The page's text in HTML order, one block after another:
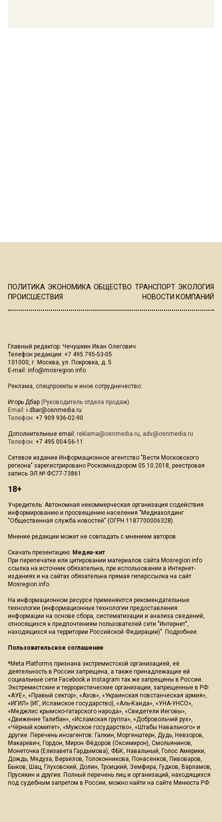
ПОЛИТИКА ЭКОНОМИКА ОБЩЕСТВО ТРАНСПОРТ ЭКОЛОГИЯ
ПРОИСШЕСТВИЯ
НОВОСТИ КОМПАНИЙ
Главный редактор: Чечушкин Иван Олегович.
Телефон редакции: +7 495 795-53-05
101000, г. Москва, ул. Покровка, д. 5
E-mail: info@mosregion.info
Реклама, спецпроекты и иное сотрудничество:
Игорь Дбар (Руководитель отдела продаж)
Email: i.dbar@osnmedia.ru
Телефон: +7 909 936-02-90
Дополнительные email: reklama@osnmedia.ru, adv@osnmedia.ru
Телефон: +7 495 004-56-11
Сетевое издание Информационное агентство "Вести Московского
региона" зарегистрировано Роскомнадзором 05.10.2018, реестровая
запись ЭЛ № ФС77-73861.
18+
Учредитель: Автономная некоммерческая организация содействия
информированию и просвещению населения "Медиахолдинг
"Общественная служба новостей" (ОГРН 1187700006328).
Мнение редакции может не совпадать с мнением авторов.
Скачать презентацию: Медиа-кит
При перепечатке или цитировании материалов сайта Mosregion.info
ссылка на источник обязательна, при использовании в Интернет-
изданиях и на сайтах обязательна прямая гиперссылка на сайт
Mosregion.info.
На информационном ресурсе применяются рекомендательные
технологии (информационные технологии предоставления
информации на основе сбора, систематизации и анализа сведений,
относящихся к предпочтениям пользователей сети "Интернет",
находящихся на территории Российской Федерации)". Подробнее.
Пользовательское соглашение
*Meta Platforms признана экстремистской организацией, её
деятельность в России запрещена, а также принадлежащие ей
социальные сети Facebook и Instagram так же запрещены в России.
Экстремистские и террористические организации, запрещенные в РФ:
«АУЕ», «Правый сектор», «Азов», «Украинская повстанческая армия»,
«ИГИЛ» (ИГ, Исламское государство), «Аль-Каида», «УНА-УНСО»,
«Меджлис крымско-татарского народа», «Свидетели Иеговы»,
«Движение Талибан», «Исламская группа», «Добровольчий рух»,
«Чёрный комитет», «Мужское государство», «Штабы Навального» и
другие. Перечень иноагентов: Галкин, Моргенштерн, Дудь, Невзоров,
Макаревич, Гордон, Мирон Фёдоров (Оксимирон), Смольянинов,
Монеточка (Елизавета Гардымова), ФБК, Навальный, Голос Америки,
Дождь, Медуза, Верзилов, Толоконникова, Понасенков, Пивоваров,
Быков, Шац, Глуховский, Долин, Троицкий, Земфира, Гудков, Варламов,
Прусикин и другие. Полный перечень лиц и организаций, находящихся
под судебным запретом в России, можно найти на сайте Минюста РФ.